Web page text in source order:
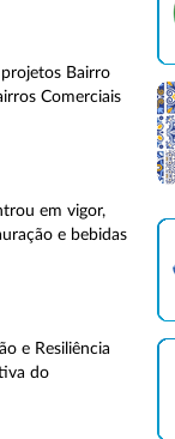
Bairro
Comerciais
em vigor,
e bebidas
e Resiliência
do